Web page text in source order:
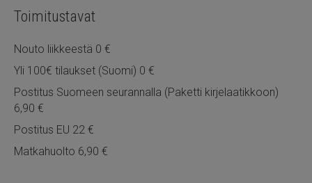
Toimitustavat
Nouto liikkeestä 0 €
Yli 100€ tilaukset (Suomi) 0 €
Postitus Suomeen seurannalla (Paketti kirjelaatikkoon)
6,90 €
Postitus EU 22 €
Matkahuolto 6,90 €